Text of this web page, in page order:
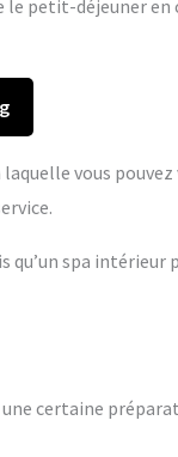
le petit-déjeuner en
vous
qu’un spa
certaine